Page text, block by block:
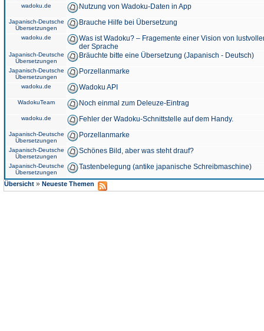
wadoku.de Nutzung von Wadoku-Daten in App
Japanisch-Deutsche
Übersetzungen
Brauche Hilfe bei Übersetzung
wadoku.de
Was ist Wadoku? – Fragemente einer Vision von
der Sprache
Japanisch-Deutsche
Übersetzungen
Bräuchte bitte eine Übersetzung (Japanisch - Deutsch)
Japanisch-Deutsche
Übersetzungen
Porzellanmarke
wadoku.de Wadoku API
WadokuTeam Noch einmal zum Deleuze-Eintrag
wadoku.de Fehler der Wadoku-Schnittstelle auf dem Handy.
Japanisch-Deutsche
Übersetzungen
Porzellanmarke
Japanisch-Deutsche
Übersetzungen
Schönes Bild, aber was steht drauf?
Japanisch-Deutsche
Übersetzungen
Tastenbelegung (antike japanische Schreibmaschine)
Übersicht » Neueste Themen